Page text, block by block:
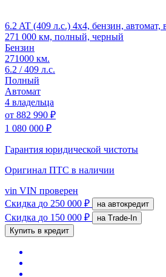
6.2 AT (409 л.с.) 4x4, бензин, автомат,
271 000 км, полный, черный
Бензин
271000 км.
6.2 / 409 л.с.
Полный
Автомат
4 владельца
от 882 990 ₽
1 080 000 ₽
Гарантия юридической чистоты
Оригинал ПТС в наличии
vin VIN проверен
Скидка до 250 000 ₽ на автокредит
Скидка до 150 000 ₽
на Trade-In
Купить в кредит